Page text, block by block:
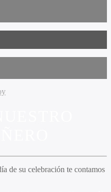
de su celebración te contamos